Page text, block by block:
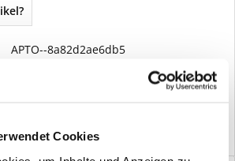
Cookies
APTO--8a82d2ae6db5